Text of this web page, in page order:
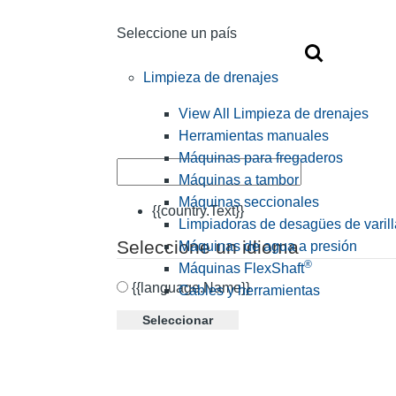
Seleccione un país
{{country.Text}}
Seleccione un idioma
{{language.Name}}
Seleccionar
Limpieza de drenajes
View All Limpieza de drenajes
Herramientas manuales
Máquinas para fregaderos
Máquinas a tambor
Máquinas seccionales
Limpiadoras de desagües de
Máquinas de agua a presión
Máquinas FlexShaft®
Cables y herramientas